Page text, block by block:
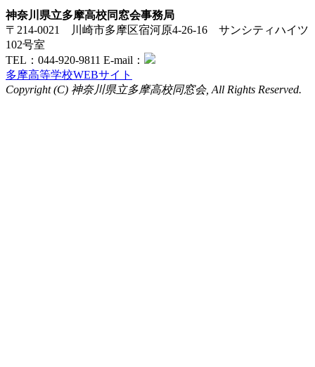
神奈川県立多摩高校同窓会事務局
〒214-0021 川崎市多摩区宿河原4-26-16 サンシティハイツ
102号室
TEL：044-920-9811 E-mail：
多摩高等学校WEBサイト
Copyright (C) 神奈川県立多摩高校同窓会, All Rights Reserved.